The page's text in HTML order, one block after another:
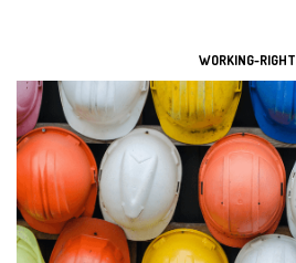
WORKING-RIGHT